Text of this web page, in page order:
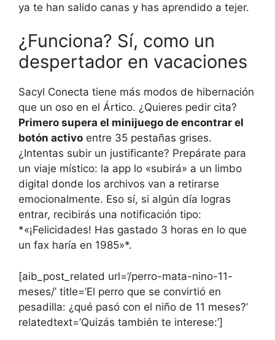
ya te han salido canas y has aprendido a tejer.
¿Funciona? Sí, como un
despertador en vacaciones
Sacyl Conecta tiene más modos de hibernación
que un oso en el Ártico. ¿Quieres pedir cita?
Primero supera el minijuego de encontrar el
botón activo entre 35 pestañas grises.
¿Intentas subir un justificante? Prepárate para
un viaje místico: la app lo «subirá» a un limbo
digital donde los archivos van a retirarse
emocionalmente. Eso sí, si algún día logras
entrar, recibirás una notificación tipo:
*«¡Felicidades! Has gastado 3 horas en lo que
un fax haría en 1985»*.
[aib_post_related url=’/perro-mata-nino-11-
meses/’ title=’El perro que se convirtió en
pesadilla: ¿qué pasó con el niño de 11 meses?’
relatedtext=’Quizás también te interese:’]